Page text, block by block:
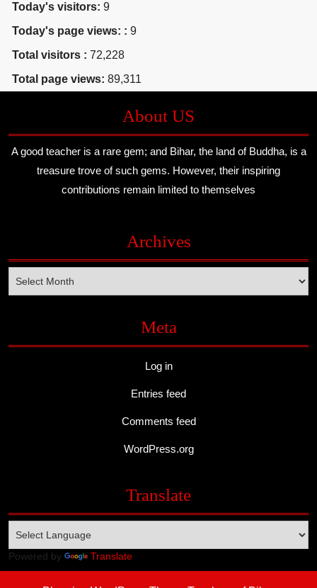
Today's visitors: 9
Today's page views: : 9
Total visitors : 72,228
Total page views: 89,311
About US
A good teacher is a rare gem; and Bihar, the land of Buddha, is a
treasure trove of such gems. However, their inspiring
contributions remain limited to themselves
Archives
Meta
Log in
Entries feed
Comments feed
WordPress.org
Translate
Powered by Translate